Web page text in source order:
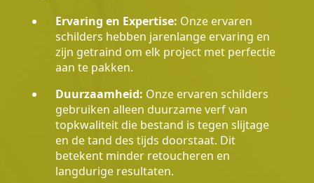
Ervaring en Expertise: Onze ervaren
schilders hebben jarenlange ervaring en
zijn getraind om elk project met perfectie
aan te pakken.
Duurzaamheid: Onze ervaren schilders
gebruiken alleen duurzame verf van
topkwaliteit die bestand is tegen slijtage
en de tand des tijds doorstaat. Dit
betekent minder retoucheren en
langdurige resultaten.